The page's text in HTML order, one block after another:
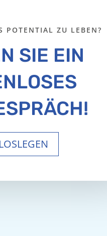
POTENTIAL ZU LEBEN?
SIE EIN